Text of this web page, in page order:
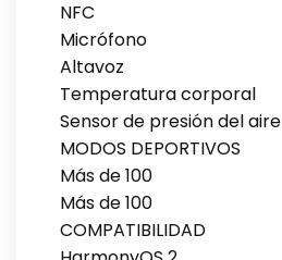
NFC
Micrófono
Altavoz
Temperatura corporal
Sensor de presión del aire
MODOS DEPORTIVOS
Más de 100
Más de 100
COMPATIBILIDAD